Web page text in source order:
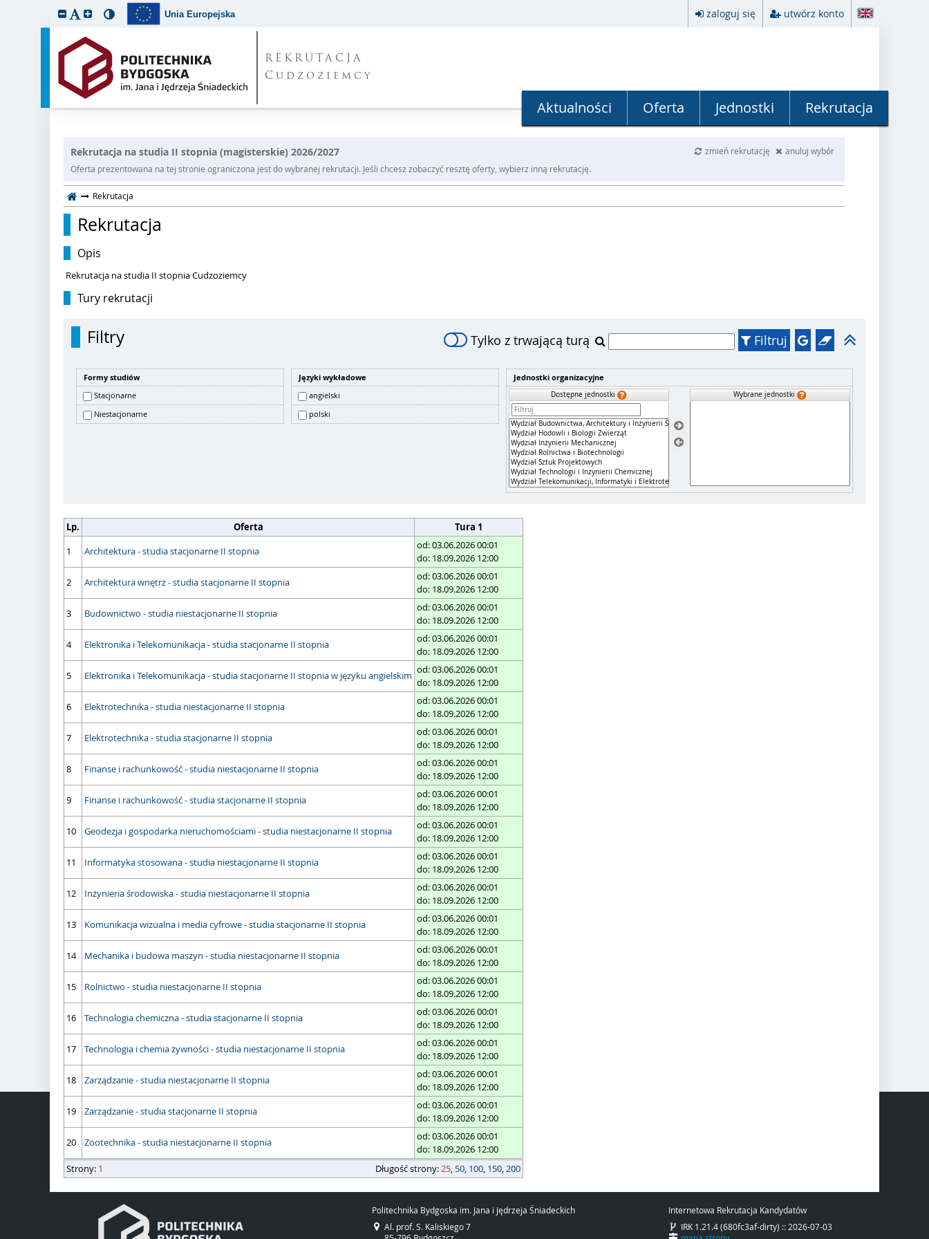
Unia Europejska zaloguj się utwórz konto
REKRUTACJA
Cudzoziemcy
Aktualności Oferta Jednostki Rekrutacja
Rekrutacja na studia II stopnia (magisterskie) 2026/2027 zmień rekrutację
anuluj wybór
Oferta prezentowana na tej stronie ograniczona jest do wybranej rekrutacji. Jeśli chcesz zobaczyć resztę oferty, wybierz inną rekrutację.
Rekrutacja
Rekrutacja
Opis
Rekrutacja na studia II stopnia Cudzoziemcy
Tury rekrutacji
Filtry Tylko z trwającą turą Filtruj
Formy studiów
Stacjonarne
Niestacjonarne
Języki wykładowe
angielski
polski
Jednostki organizacyjne
Dostępne jednostki Wybrane jednostki
Lp. Oferta
Tura 1
1
Architektura - studia stacjonarne II stopnia
od: 03.06.2026 00:01
do: 18.09.2026 12:00
2
Architektura wnętrz - studia stacjonarne II stopnia
od: 03.06.2026 00:01
do: 18.09.2026 12:00
3
Budownictwo - studia niestacjonarne II stopnia
od: 03.06.2026 00:01
do: 18.09.2026 12:00
4
Elektronika i Telekomunikacja - studia stacjonarne II stopnia
od: 03.06.2026 00:01
do: 18.09.2026 12:00
5
Elektronika i Telekomunikacja - studia stacjonarne II stopnia w języku angielskim od: 03.06.2026 00:01
do: 18.09.2026 12:00
6
Elektrotechnika - studia niestacjonarne II stopnia
od: 03.06.2026 00:01
do: 18.09.2026 12:00
7
Elektrotechnika - studia stacjonarne II stopnia
od: 03.06.2026 00:01
do: 18.09.2026 12:00
8
Finanse i rachunkowość - studia niestacjonarne II stopnia
od: 03.06.2026 00:01
do: 18.09.2026 12:00
9
Finanse i rachunkowość - studia stacjonarne II stopnia
od: 03.06.2026 00:01
do: 18.09.2026 12:00
10
Geodezja i gospodarka nieruchomościami - studia niestacjonarne II stopnia
od: 03.06.2026 00:01
do: 18.09.2026 12:00
11
Informatyka stosowana - studia niestacjonarne II stopnia
od: 03.06.2026 00:01
do: 18.09.2026 12:00
12
Inżynieria środowiska - studia niestacjonarne II stopnia
od: 03.06.2026 00:01
do: 18.09.2026 12:00
13
Komunikacja wizualna i media cyfrowe - studia stacjonarne II stopnia
od: 03.06.2026 00:01
do: 18.09.2026 12:00
14
Mechanika i budowa maszyn - studia niestacjonarne II stopnia
od: 03.06.2026 00:01
do: 18.09.2026 12:00
15
Rolnictwo - studia niestacjonarne II stopnia
od: 03.06.2026 00:01
do: 18.09.2026 12:00
16
Technologia chemiczna - studia stacjonarne II stopnia
od: 03.06.2026 00:01
do: 18.09.2026 12:00
17
Technologia i chemia żywności - studia niestacjonarne II stopnia
od: 03.06.2026 00:01
do: 18.09.2026 12:00
18
Zarządzanie - studia niestacjonarne II stopnia
od: 03.06.2026 00:01
do: 18.09.2026 12:00
19
Zarządzanie - studia stacjonarne II stopnia
od: 03.06.2026 00:01
do: 18.09.2026 12:00
20
Zootechnika - studia niestacjonarne II stopnia
od: 03.06.2026 00:01
do: 18.09.2026 12:00
strony
Strony: 1
długość strony Długość strony:25, 50, 100, 150,200
Politechnika Bydgoska im. Jana i Jędrzeja Śniadeckich
Al. prof. S. Kaliskiego 7
Internetowa Rekrutacja Kandydatów
IRK 1.21.4 (680fc3af-dirty) :: 2026-07-03